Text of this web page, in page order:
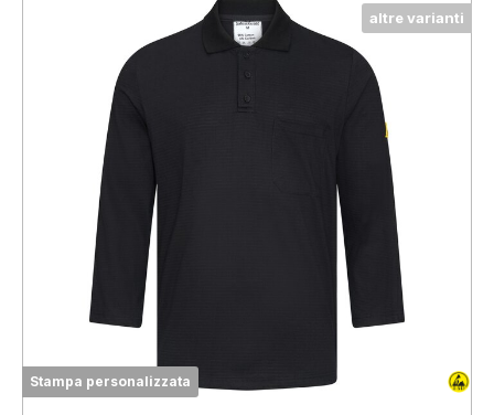
altre varianti
Stampa personalizzata